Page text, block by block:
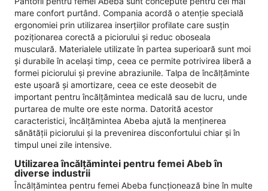
mare confort purtând. Compania acordă o atenție specială
ergonomiei prin utilizarea inserțiilor profilate care susțin
poziționarea corectă a piciorului și reduc oboseala
musculară. Materialele utilizate în partea superioară sunt moi
și durabile în același timp, ceea ce permite potrivirea liberă a
formei piciorului și previne abraziunile. Talpa de încălțăminte
este ușoară și amortizare, ceea ce este deosebit de
important pentru încălțămintea medicală sau de lucru, unde
purtarea de multe ore este norma. Datorită acestor
caracteristici, încălțămintea Abeba ajută la menținerea
sănătății piciorului și la prevenirea disconfortului chiar și în
timpul unei zile intensive.
Utilizarea încălțămintei pentru femei Abeb în
diverse industrii
Încălțămintea pentru femei Abeba funcționează bine în multe